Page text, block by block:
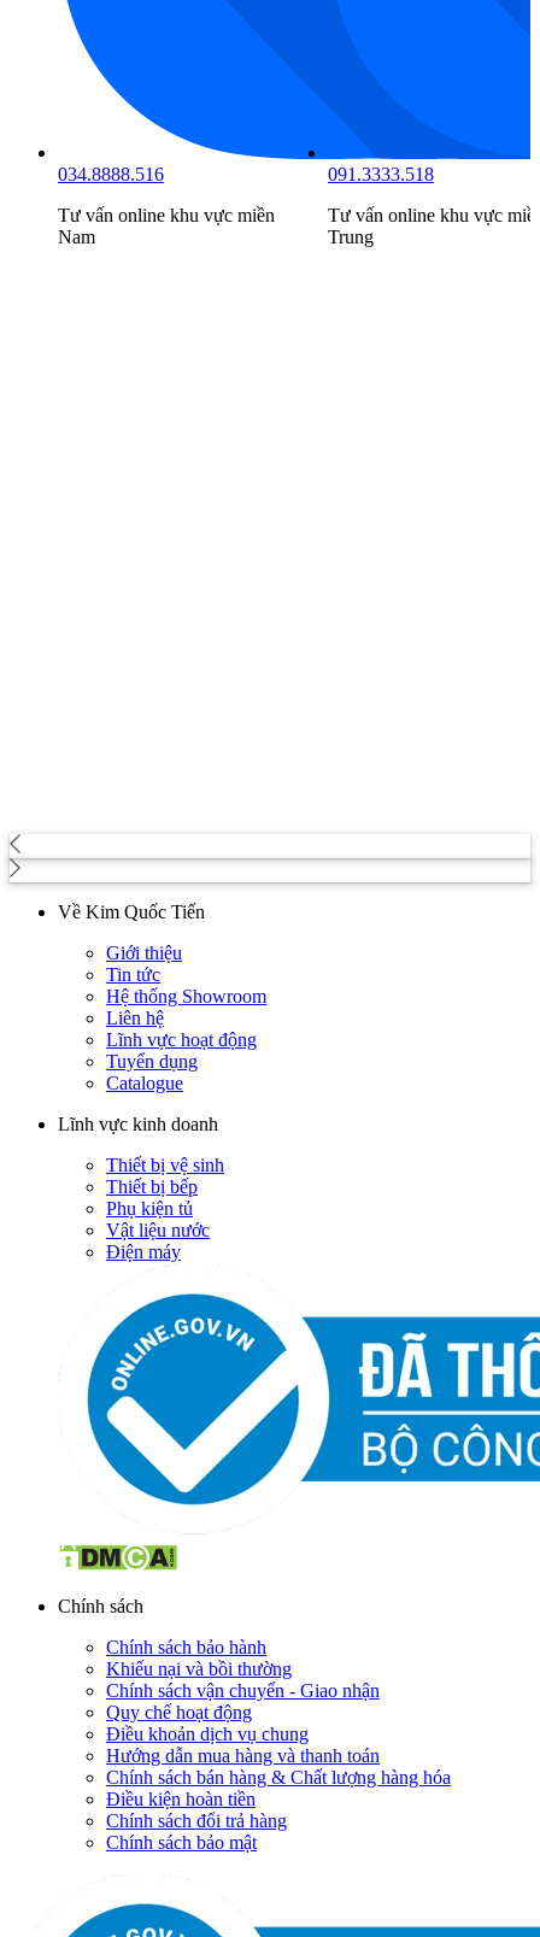
034.8888.516
Tư vấn online khu vực miền
Nam
091.3333.518
Tư vấn online khu vực
Trung
Về Kim Quốc Tiến
Giới thiệu
Tin tức
Hệ thống Showroom
Liên hệ
Lĩnh vực hoạt động
Tuyển dụng
Catalogue
Lĩnh vực kinh doanh
Thiết bị vệ sinh
Thiết bị bếp
Phụ kiện tủ
Vật liệu nước
Điện máy
Chính sách
Chính sách bảo hành
Khiếu nại và bồi thường
Chính sách vận chuyển - Giao nhận
Quy chế hoạt động
Điều khoản dịch vụ chung
Hướng dẫn mua hàng và thanh toán
Chính sách bán hàng & Chất lượng hàng hóa
Điều kiện hoàn tiền
Chính sách đổi trả hàng
Chính sách bảo mật